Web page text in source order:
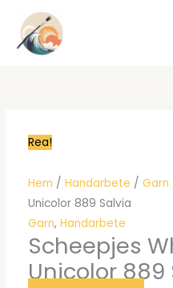
Hoppa
innehåll
Rea!
Hem / Handarbete / Garn
Unicolor 889 Salvia
Garn, Handarbete
Scheepjes
Unicolor 889